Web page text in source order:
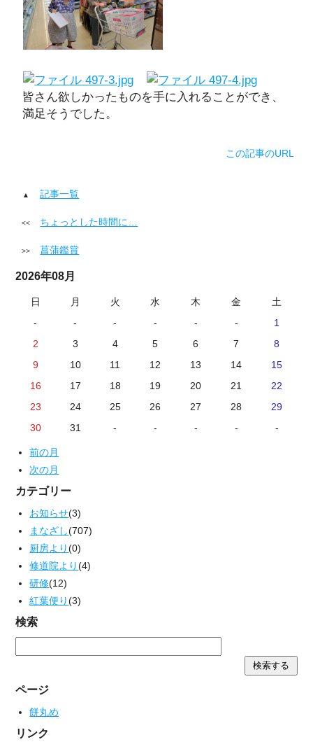
皆さん欲しかったものを手に入れることができ、
満足そうでした。
この記事のURL
記事一覧
ちょっとした時間に…
菖蒲鑑賞
2026年08月
日 月 火 水 木 金
土
-
- - - - -
1
2
3 4 5 6 7
8
9
10 11 12 13 14
15
16
17 18 19 20 21
22
23
24 25 26 27 28
29
30
31 - - - - -
前の月
次の月
カテゴリー
お知らせ(3)
まなざし(707)
厨房より(0)
修道院より(4)
研修(12)
紅葉便り(3)
検索
ページ
餅丸め
リンク